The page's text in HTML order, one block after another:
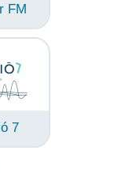
FM
7